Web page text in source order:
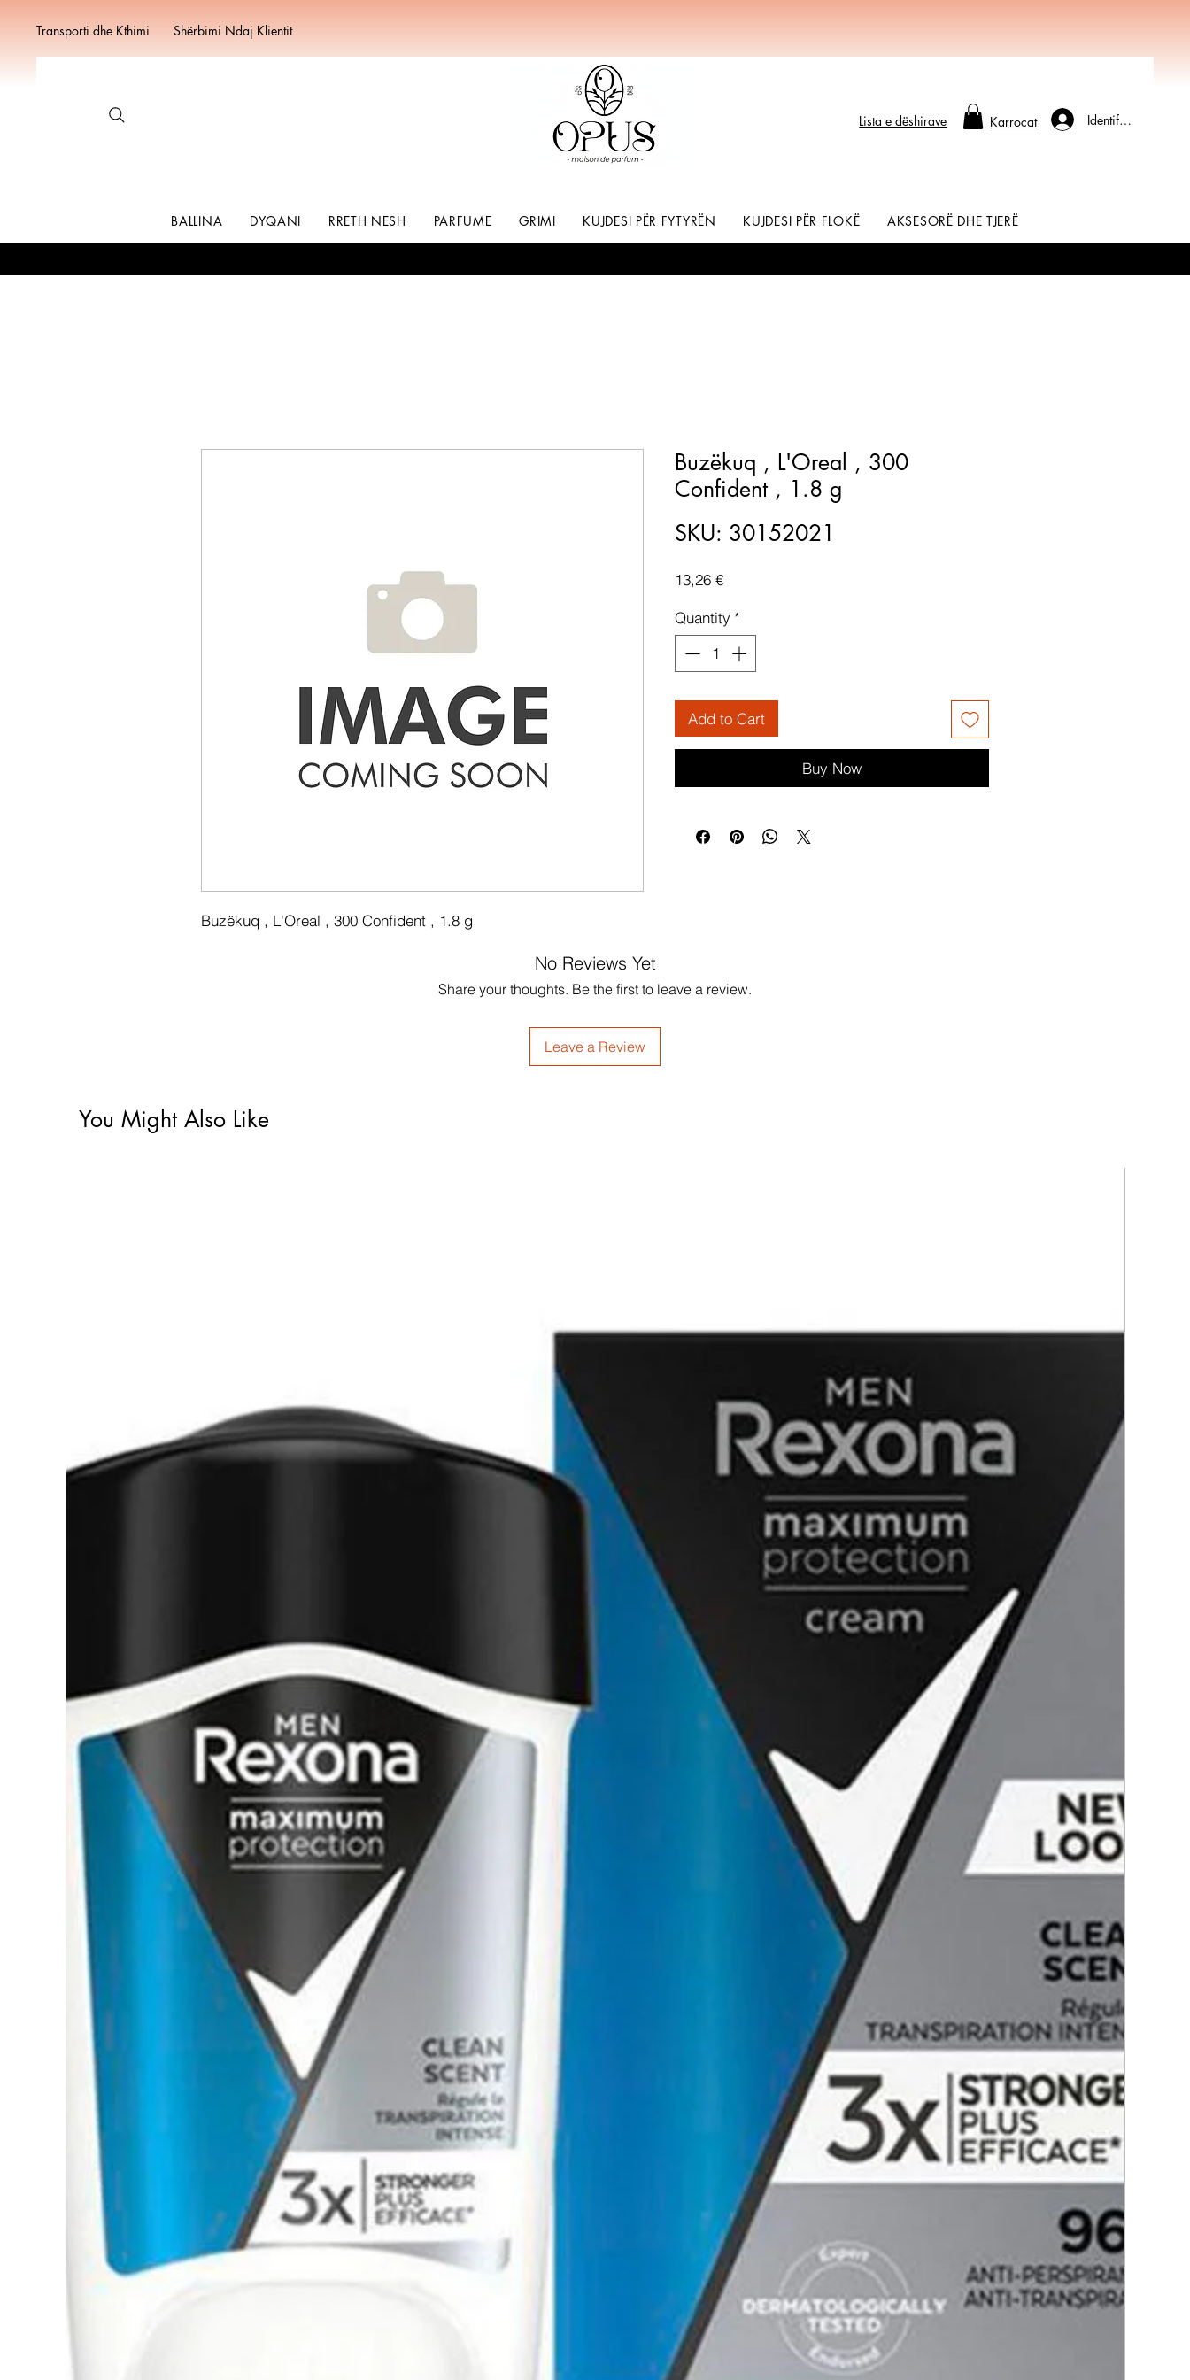
Transporti dhe Kthimi Shërbimi Ndaj Klientit
Lista e dëshirave Identifikohu
Karrocat
BALLINA DYQANI RRETH NESH PARFUME GRIMI KUJDESI PËR FYTYRËN KUJDESI PËR FLOKË AKSESORË DHE TJERË
Buzëkuq , L'Oreal , 300 Confident , 1.8 g
Buzëkuq , L'Oreal , 300
Confident , 1.8 g
SKU: 30152021
13,26 €Price
Quantity *
Add to Cart
Buy Now
No Reviews Yet
Share your thoughts. Be the first to leave a review.
Leave a Review
You Might Also Like